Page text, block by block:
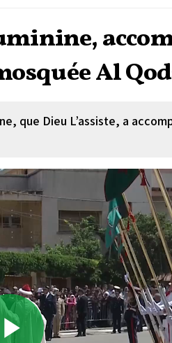
Al
que Dieu L’assiste, a